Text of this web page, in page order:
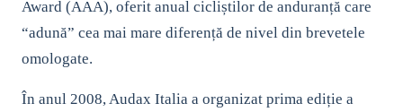
Award (AAA), oferit anual cicliștilor de anduranță care
“adună” cea mai mare diferență de nivel din brevetele
omologate.
În anul 2008, Audax Italia a organizat prima ediție a